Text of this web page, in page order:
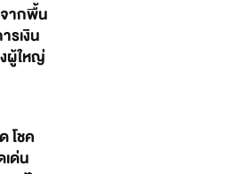
ากพื้น
รเงิน
ผู้ใหญ่
โชค
ด่น